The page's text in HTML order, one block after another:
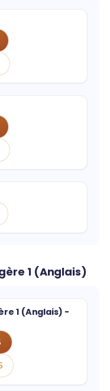
1 (Anglais)
1 (Anglais) -